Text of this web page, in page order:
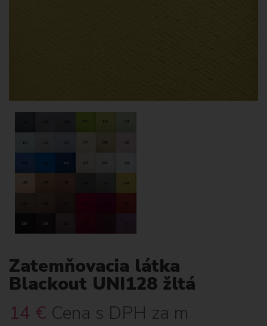
Zatemňovacia látka
Blackout UNI128 žltá
14 € Cena s DPH za m